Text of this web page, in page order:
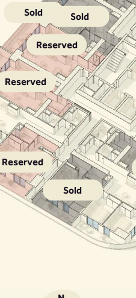
Reserved
Sold
Sold
Reserved
Sold
Reserved